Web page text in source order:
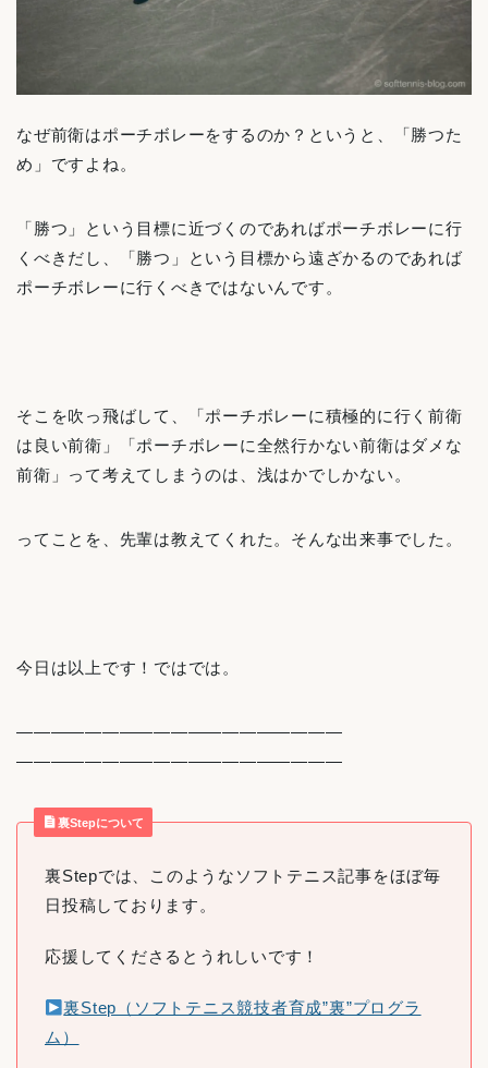
なぜ前衛はポーチボレーをするのか？というと、「勝つた
め」ですよね。
「勝つ」という目標に近づくのであればポーチボレーに行
くべきだし、「勝つ」という目標から遠ざかるのであれば
ポーチボレーに行くべきではないんです。
そこを吹っ飛ばして、「ポーチボレーに積極的に行く前衛
は良い前衛」「ポーチボレーに全然行かない前衛はダメな
前衛」って考えてしまうのは、浅はかでしかない。
ってことを、先輩は教えてくれた。そんな出来事でした。
今日は以上です！ではでは。
———————————————————
———————————————————
裏Stepについて
裏Stepでは、このようなソフトテニス記事をほぼ毎
日投稿しております。
応援してくださるとうれしいです！
裏Step（ソフトテニス競技者育成”裏”プログラ
ム）